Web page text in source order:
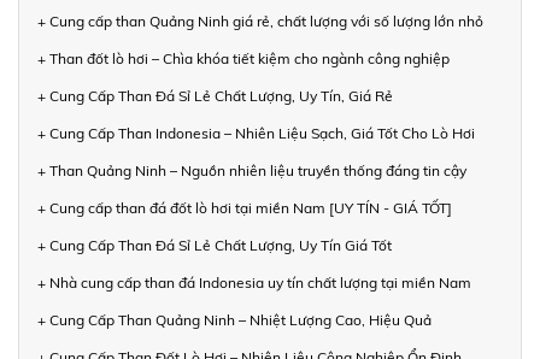
+ Cung cấp than Quảng Ninh giá rẻ, chất lượng với số lượng lớn nhỏ
+ Than đốt lò hơi – Chìa khóa tiết kiệm cho ngành công nghiệp
+ Cung Cấp Than Đá Sỉ Lẻ Chất Lượng, Uy Tín, Giá Rẻ
+ Cung Cấp Than Indonesia – Nhiên Liệu Sạch, Giá Tốt Cho Lò Hơi
+ Than Quảng Ninh – Nguồn nhiên liệu truyền thống đáng tin cậy
+ Cung cấp than đá đốt lò hơi tại miền Nam [UY TÍN - GIÁ TỐT]
+ Cung Cấp Than Đá Sỉ Lẻ Chất Lượng, Uy Tín Giá Tốt
+ Nhà cung cấp than đá Indonesia uy tín chất lượng tại miền Nam
+ Cung Cấp Than Quảng Ninh – Nhiệt Lượng Cao, Hiệu Quả